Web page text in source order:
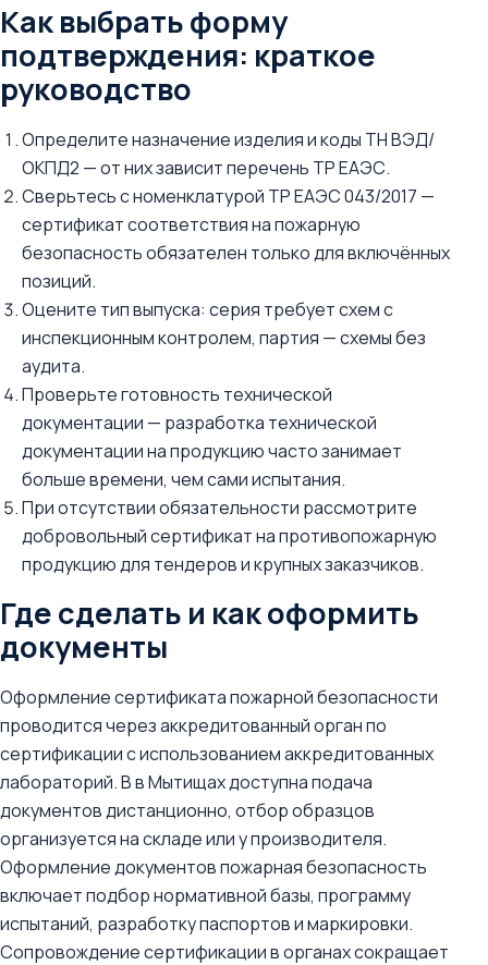
Как выбрать форму
подтверждения: краткое
руководство
Определите назначение изделия и коды ТН ВЭД/
ОКПД2 — от них зависит перечень ТР ЕАЭС.
Сверьтесь с номенклатурой ТР ЕАЭС 043/2017 —
сертификат соответствия на пожарную
безопасность обязателен только для включённых
позиций.
Оцените тип выпуска: серия требует схем с
инспекционным контролем, партия — схемы без
аудита.
Проверьте готовность технической
документации — разработка технической
документации на продукцию часто занимает
больше времени, чем сами испытания.
При отсутствии обязательности рассмотрите
добровольный сертификат на противопожарную
продукцию для тендеров и крупных заказчиков.
Где сделать и как оформить
документы
Оформление сертификата пожарной безопасности
проводится через аккредитованный орган по
сертификации с использованием аккредитованных
лабораторий. В в Мытищах доступна подача
документов дистанционно, отбор образцов
организуется на складе или у производителя.
Оформление документов пожарная безопасность
включает подбор нормативной базы, программу
испытаний, разработку паспортов и маркировки.
Сопровождение сертификации в органах сокращает